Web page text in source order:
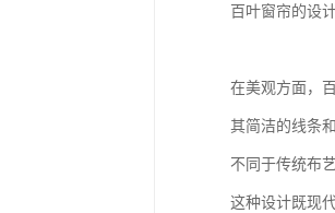
百叶窗帘的设
在美观方面，
其简洁的线条
不同于传统布
这种设计既现